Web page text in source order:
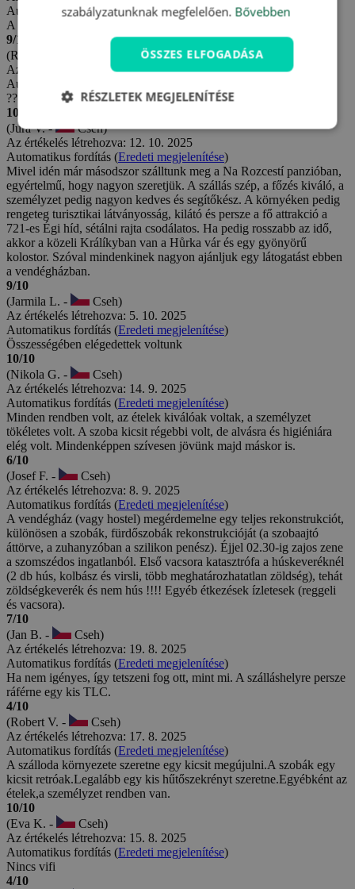
Automatikus fordítás (Eredeti megjelenítése)
A tartózkodás megfelelt az elvárásainknak
9/10
(Rostislav Č. -
Az értékelés létrehozva: 4. 1. 2026
Automatikus fordítás (
??
10/10
(Jura V. -
Cseh)
Az értékelés létrehozva: 12. 10. 2025
Automatikus fordítás (Eredeti megjelenítése)
Mivel idén már másodszor szálltunk meg a Na Rozcestí panzióban,
egyértelmű, hogy nagyon szeretjük. A szállás szép, a főzés kiváló, a
személyzet pedig nagyon kedves és segítőkész. A környéken pedig
rengeteg turisztikai látványosság, kilátó és persze a fő attrakció a
721-es Égi híd, sétálni rajta csodálatos. Ha pedig rosszabb az idő,
akkor a közeli Králíkyban van a Hůrka vár és egy gyönyörű
kolostor. Szóval mindenkinek nagyon ajánljuk egy látogatást ebben
a vendégházban.
9/10
(Jarmila L. -
Cseh)
Az értékelés létrehozva: 5. 10. 2025
Automatikus fordítás (Eredeti megjelenítése)
Összességében elégedettek voltunk
10/10
(Nikola G. -
Cseh)
Az értékelés létrehozva: 14. 9. 2025
Automatikus fordítás (Eredeti megjelenítése)
Minden rendben volt, az ételek kiválóak voltak, a személyzet
tökéletes volt. A szoba kicsit régebbi volt, de alvásra és higiéniára
elég volt. Mindenképpen szívesen jövünk majd máskor is.
6/10
(Josef F. -
Cseh)
Az értékelés létrehozva: 8. 9. 2025
Automatikus fordítás (Eredeti megjelenítése)
A vendégház (vagy hostel) megérdemelne egy teljes rekonstrukciót,
különösen a szobák, fürdőszobák rekonstrukcióját (a szobaajtó
áttörve, a zuhanyzóban a szilikon penész). Éjjel 02.30-ig zajos zene
a szomszédos ingatlanból. Első vacsora katasztrófa a húskeveréknél
(2 db hús, kolbász és virsli, több meghatározhatatlan zöldség), tehát
zöldségkeverék és nem hús !!!! Egyéb étkezések ízletesek (reggeli
és vacsora).
7/10
(Jan B. -
Cseh)
Az értékelés létrehozva: 19. 8. 2025
Automatikus fordítás (Eredeti megjelenítése)
Ha nem igényes, így tetszeni fog ott, mint mi. A szálláshelyre persze
ráférne egy kis TLC.
4/10
(Robert V. -
Cseh)
Az értékelés létrehozva: 17. 8. 2025
Automatikus fordítás (Eredeti megjelenítése)
A szálloda környezete szeretne egy kicsit megújulni.A szobák egy
kicsit retróak.Legalább egy kis hűtőszekrényt szeretne.Egyébként az
ételek,a személyzet rendben van.
10/10
(Eva K. -
Cseh)
Az értékelés létrehozva: 15. 8. 2025
Automatikus fordítás (Eredeti megjelenítése)
Nincs vifi
4/10
szabályzatunknak megfelelően. Bővebben
ÖSSZES ELFOGADÁSA
RÉSZLETEK MEGJELENÍTÉSE